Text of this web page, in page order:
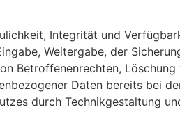
Integrität und
Weitergabe, der
Betroffenenrechten,
Daten bereits bei
durch Technikgestaltung